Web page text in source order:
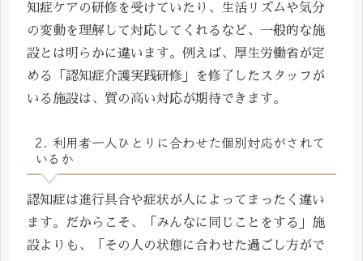
知症ケアの研修を受けていたり、生活リズムや気分
の変動を理解して対応してくれるなど、一般的な施
設とは明らかに違います。例えば、厚生労働省が定
める「認知症介護実践研修」を修了したスタッフが
いる施設は、質の高い対応が期待できます。
2. 利用者一人ひとりに合わせた個別対応がされて
いるか
認知症は進行具合や症状が人によってまったく違い
ます。だからこそ、「みんなに同じことをする」施
設よりも、「その人の状態に合わせた過ごし方がで